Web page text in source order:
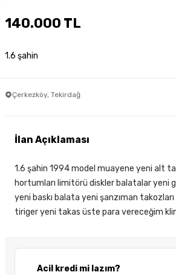
140.000 TL
1.6 şahin
Çerkezköy, Tekirdağ
Acil kredi mi lazım?
İlan Açıklaması
1.6 şahin 1994 model muayene yeni alt
hortumları limitörü diskler balatalar yeni
yeni baskı balata yeni şanzıman takozları
tiriger yeni takas üste para vereceğim